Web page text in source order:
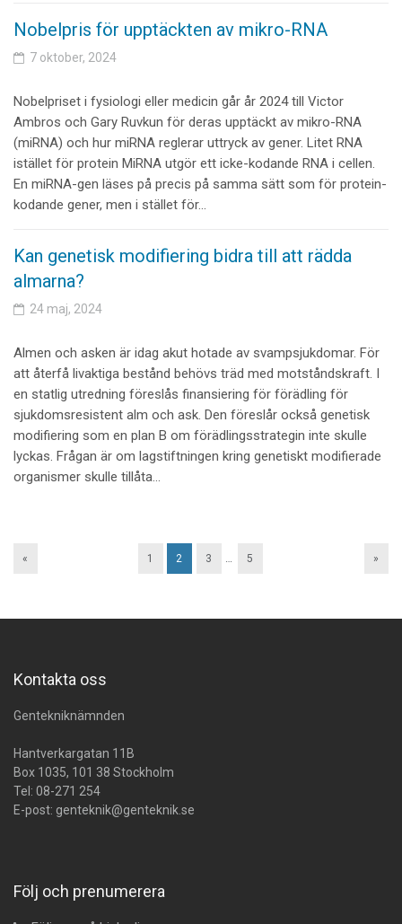
Nobelpris för upptäckten av mikro-RNA
7 oktober, 2024
Nobelpriset i fysiologi eller medicin går år 2024 till Victor
Ambros och Gary Ruvkun för deras upptäckt av mikro-RNA
(miRNA) och hur miRNA reglerar uttryck av gener. Litet RNA
istället för protein MiRNA utgör ett icke-kodande RNA i cellen.
En miRNA-gen läses på precis på samma sätt som för protein-
kodande gener, men i stället för…
Kan genetisk modifiering bidra till att rädda
almarna?
24 maj, 2024
Almen och asken är idag akut hotade av svampsjukdomar. För
att återfå livaktiga bestånd behövs träd med motståndskraft. I
en statlig utredning föreslås finansiering för förädling för
sjukdomsresistent alm och ask. Den föreslår också genetisk
modifiering som en plan B om förädlingsstrategin inte skulle
lyckas. Frågan är om lagstiftningen kring genetiskt modifierade
organismer skulle tillåta…
« 1 2 3 … 5 »
Kontakta oss
Gentekniknämnden
Hantverkargatan 11B
Box 1035, 101 38 Stockholm
Tel: 08-271 254
E-post: genteknik@genteknik.se
Följ och prenumerera